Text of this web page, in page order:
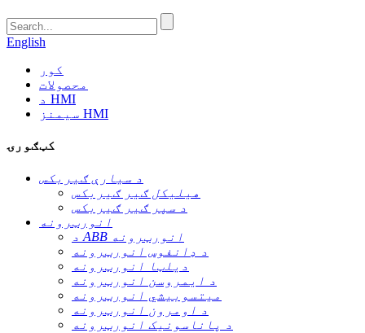
English
کور
محصولات
د HMI
سیمنز HMI
کټګورۍ
د سیارې ګیربکس
هیلیکل ګیر ګیربکس
د سپر ګیر ګیربکس
انورټرونه
د ABB انورټرونه
د ډانفوس انورټرونه
دیلټا انورټرونه
د ایمروسن انورټرونه
میتسوبیشي انورټرونه
د اومرون انورټرونه
د پاناسونیک انورټرونه